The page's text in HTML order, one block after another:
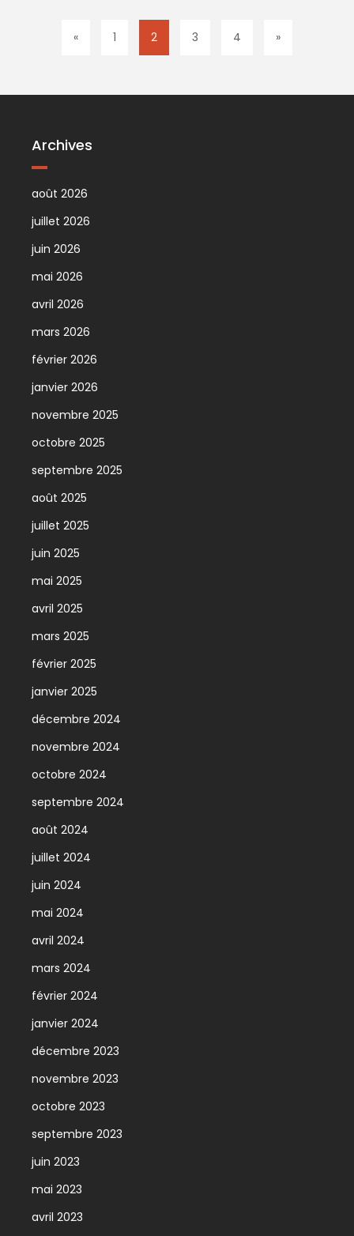
« 1 2 3 4 »
Archives
août 2026
juillet 2026
juin 2026
mai 2026
avril 2026
mars 2026
février 2026
janvier 2026
novembre 2025
octobre 2025
septembre 2025
août 2025
juillet 2025
juin 2025
mai 2025
avril 2025
mars 2025
février 2025
janvier 2025
décembre 2024
novembre 2024
octobre 2024
septembre 2024
août 2024
juillet 2024
juin 2024
mai 2024
avril 2024
mars 2024
février 2024
janvier 2024
décembre 2023
novembre 2023
octobre 2023
septembre 2023
juin 2023
mai 2023
avril 2023